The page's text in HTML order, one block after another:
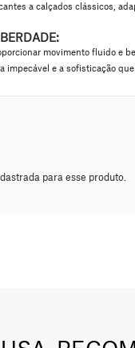
a calçados clássicos,
movimento fluido e
impecável e a sofisticação
para esse produto.